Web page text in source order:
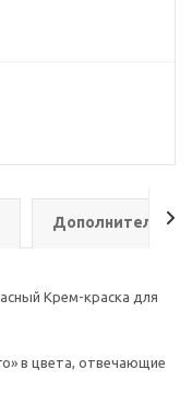
Дополнительно
Крем-краска для
в цвета, отвечающие